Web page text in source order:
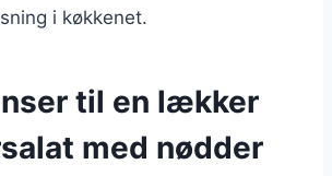
i køkkenet.
til en lækker
med nødder